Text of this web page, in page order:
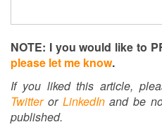
NOTE: I you would like to
please let me know.
If you liked this article,
Twitter or LinkedInand be
published.